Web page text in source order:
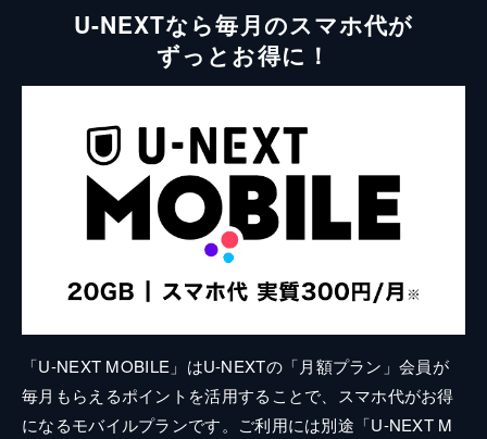
U-NEXTなら毎月のスマホ代が
ずっとお得に！
「U-NEXT MOBILE」はU-NEXTの「月額プラン」会員が
毎月もらえるポイントを活用することで、スマホ代がお得
になるモバイルプランです。ご利用には別途「U-NEXT M